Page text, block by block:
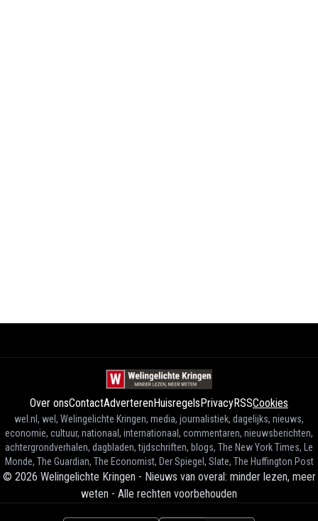
Over onsContactAdverterenHuisregelsPrivacyRSSCookies
wel.nl, wel, Welingelichte Kringen, media, journalistiek, dagelijks, nieuws,
economie, cultuur, nationaal, internationaal, commentaren, nieuwsberichten,
achtergrondverhalen, dagbladen, tijdschriften, blogs, The New York Times, Le
Monde, The Guardian, The Economist, Der Spiegel, Slate, The Huffington Post
© 2026 Welingelichte Kringen - Nieuws van overal: minder lezen, meer
weten - Alle rechten voorbehouden